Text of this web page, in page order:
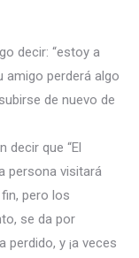
decir: “estoy a
amigo perderá algo
de nuevo de
decir que “El
persona visitará
pero los
se da por
y ¡a veces